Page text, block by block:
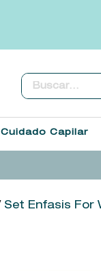
Buscar...
Cuidado Capilar
Set Enfasis For
1.
3.
4.